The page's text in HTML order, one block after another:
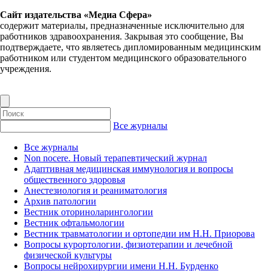
Сайт издательства «Медиа Сфера»
содержит материалы, предназначенные исключительно для
работников здравоохранения. Закрывая это сообщение, Вы
подтверждаете, что являетесь дипломированным медицинским
работником или студентом медицинского образовательного
учреждения.
Все журналы
Все журналы
Non nocere. Новый терапевтический журнал
Адаптивная медицинская иммунология и вопросы
общественного здоровья
Анестезиология и реаниматология
Архив патологии
Вестник оториноларингологии
Вестник офтальмологии
Вестник травматологии и ортопедии им Н.Н. Приорова
Вопросы курортологии, физиотерапии и лечебной
физической культуры
Вопросы нейрохирургии имени Н.Н. Бурденко